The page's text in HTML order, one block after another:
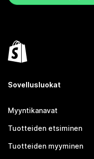
Sovellusluokat
Myyntikanavat
Tuotteiden etsiminen
Tuotteiden myyminen